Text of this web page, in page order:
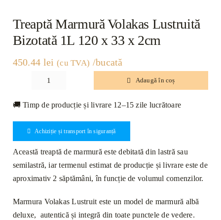
Treaptă Marmură Volakas Lustruită
Bizotată 1L 120 x 33 x 2cm
450.44 lei (cu TVA) /bucată
Cantitate
Marmură
Volakas
Lustruită
Bizotată
Adaugă în coș
🚚 Timp de producție și livrare 12–15 zile lucrătoare
Achiziție și transport în siguranță
Această treaptă de marmură este debitată din lastră sau
semilastră, iar termenul estimat de producție și livrare este de
aproximativ 2 săptămâni, în funcție de volumul comenzilor.
Marmura Volakas Lustruit este un model de marmură albă
deluxe, autentică și integră din toate punctele de vedere.